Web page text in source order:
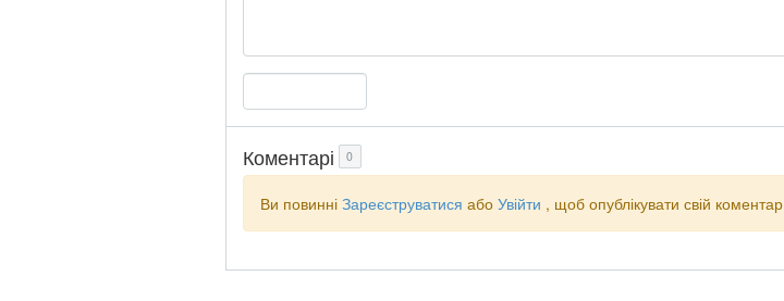
Коментарі 0
Ви повинні Зареєструватися або Увійти , щоб опублікувати свій коментар